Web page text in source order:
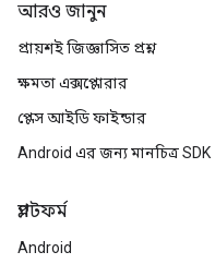
আরও জানুন
প্রায়শই জিজ্ঞাসিত প্রশ্ন
ক্ষমতা এক্সপ্লোরার
প্লেস আইডি ফাইন্ডার
Android এর জন্য মানচিত্র SDK
প্ল্যাটফর্ম
Android